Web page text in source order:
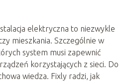
elektryczna to niezwykle
mieszkania. Szczególnie w
system musi zapewnić
korzystających z sieci. Do
wiedza. Fixly radzi, jak